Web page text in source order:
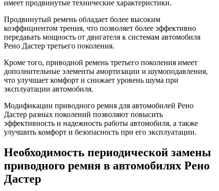
имеет продвинутые технические характеристики.
Продвинутый ремень обладает более высоким
коэффициентом трения, что позволяет более эффективно
передавать мощность от двигателя к системам автомобиля
Рено Дастер третьего поколения.
Кроме того, приводной ремень третьего поколения имеет
дополнительные элементы амортизации и шумоподавления,
что улучшает комфорт и снижает уровень шума при
эксплуатации автомобиля.
Модификации приводного ремня для автомобилей Рено
Дастер разных поколений позволяют повысить
эффективность и надежность работы автомобиля, а также
улучшить комфорт и безопасность при его эксплуатации.
Необходимость периодической замены
приводного ремня в автомобилях Рено
Дастер